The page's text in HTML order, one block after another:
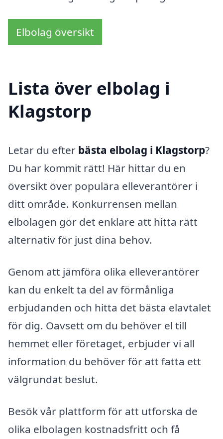
Elbolag översikt
Lista över elbolag i
Klagstorp
Letar du efter bästa elbolag i Klagstorp?
Du har kommit rätt! Här hittar du en
översikt över populära elleverantörer i
ditt område. Konkurrensen mellan
elbolagen gör det enklare att hitta rätt
alternativ för just dina behov.
Genom att jämföra olika elleverantörer
kan du enkelt ta del av förmånliga
erbjudanden och hitta det bästa elavtalet
för dig. Oavsett om du behöver el till
hemmet eller företaget, erbjuder vi all
information du behöver för att fatta ett
välgrundat beslut.
Besök vår plattform för att utforska de
olika elbolagen kostnadsfritt och få